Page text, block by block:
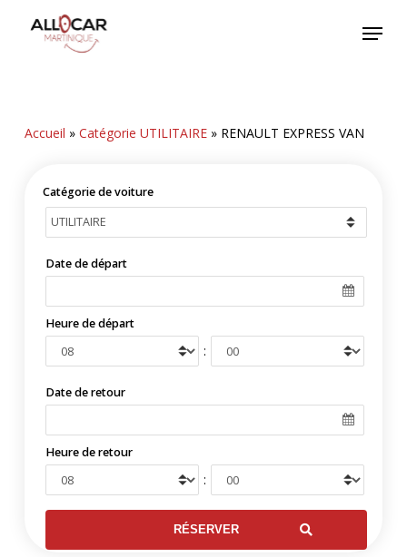
Menu
Accueil » Catégorie UTILITAIRE» RENAULT EXPRESS VAN
Catégorie de voiture
Date de départ
Heure de départ
:
Date de retour
Heure de retour
: